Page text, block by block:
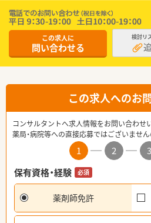
この求人に
問い合わせる
検討リ
この求人へのお
コンサルタントへ求人情報をお問い合わせ
薬局・病院等への直接応募ではございません
1 2 3
保有資格・経験
必須
薬剤師免許